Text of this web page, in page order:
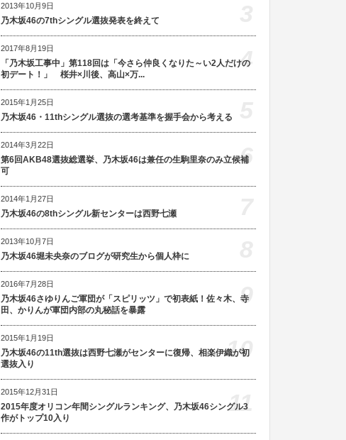
2013年10月9日
乃木坂46の7thシングル選抜発表を終えて
2017年8月19日
「乃木坂工事中」第118回は「今さら仲良くなりた～い2人だけの
初デート！」 桜井×川後、高山×万...
4
2015年1月25日
乃木坂46・11thシングル選抜の選考基準を握手会から考える
2014年3月22日
第6回AKB48選抜総選挙、乃木坂46は兼任の生駒里奈のみ立候補
可
6
2014年1月27日
乃木坂46の8thシングル新センターは西野七瀬
2013年10月7日
乃木坂46堀未央奈のブログが研究生から個人枠に
2016年7月28日
乃木坂46さゆりんご軍団が「スピリッツ」で初表紙！佐々木、寺
田、かりんが軍団内部の丸秘話を暴露
9
2015年1月19日
乃木坂46の11th選抜は西野七瀬がセンターに復帰、相楽伊織が初
選抜入り
10
2015年12月31日
2015年度オリコン年間シングルランキング、乃木坂46シングル3
作がトップ10入り
11